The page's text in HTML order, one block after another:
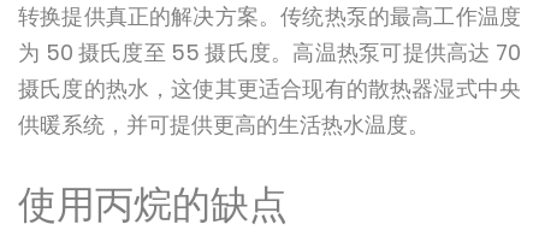
转换提供真正的解决方案。传统热泵的最高工作温度
为 50 摄氏度至 55 摄氏度。高温热泵可提供高达 70
摄氏度的热水，这使其更适合现有的散热器湿式中央
供暖系统，并可提供更高的生活热水温度。
使用丙烷的缺点